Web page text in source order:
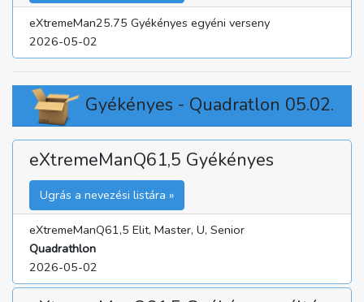
eXtremeMan25.75 Gyékényes egyéni verseny
2026-05-02
Gyékényes - Quadratlon 05.02.
eXtremeManQ61,5 Gyékényes
Ugrás a nevezési listára »
eXtremeManQ61,5 Elit, Master, U, Senior
Quadrathlon
2026-05-02